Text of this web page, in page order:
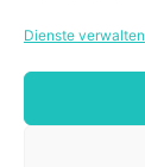
Dienste verwalten